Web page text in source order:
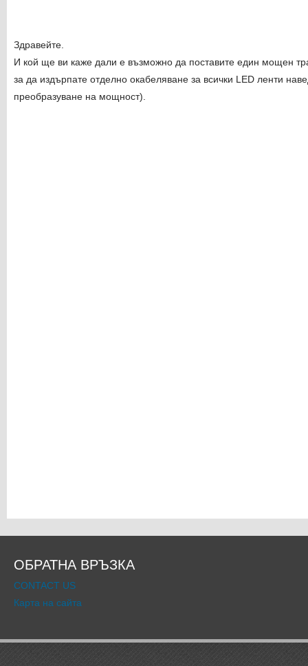
Здравейте.
И кой ще ви каже дали е възможно да поставите един мощен
за да издърпате отделно окабеляване за всички LED ленти
преобразуване на мощност).
ОБРАТНА ВРЪЗКА
CONTACT US
Карта на сайта